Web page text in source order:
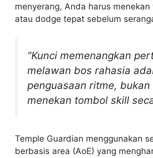
menyerang, Anda harus
atau dodge tepat sebelum
“Kunci memenangkan
melawan bos rahasia
penguasaan ritme,
menekan tombol skill
Temple Guardian menggunakan
berbasis area (AoE) yang